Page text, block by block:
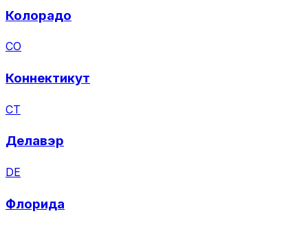
Колорадо
CO
Коннектикут
CT
Делавэр
DE
Флорида